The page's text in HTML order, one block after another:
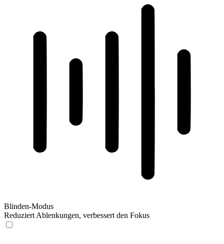
Blinden-Modus
Reduziert Ablenkungen, verbessert den Fokus